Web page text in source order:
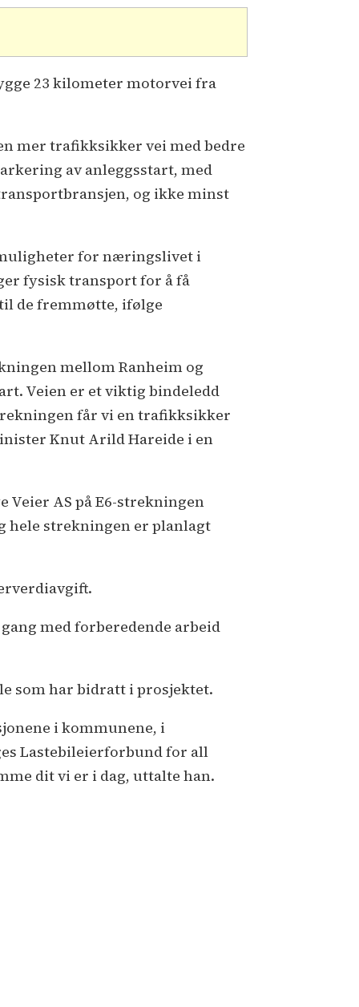
23 kilometer motorvei fra
mer trafikksikker vei med bedre
av anleggsstart, med
og ikke minst
for næringslivet i
fysisk transport for å få
de fremmøtte, ifølge
mellom Ranheim og
Veien er et viktig bindeledd
får vi en trafikksikker
Knut Arild Hareide i en
Veier AS på E6-strekningen
hele strekningen er planlagt
med forberedende arbeid
som har bidratt i prosjektet.
i kommunene, i
Lastebileierforbund for all
dit vi er i dag, uttalte han.